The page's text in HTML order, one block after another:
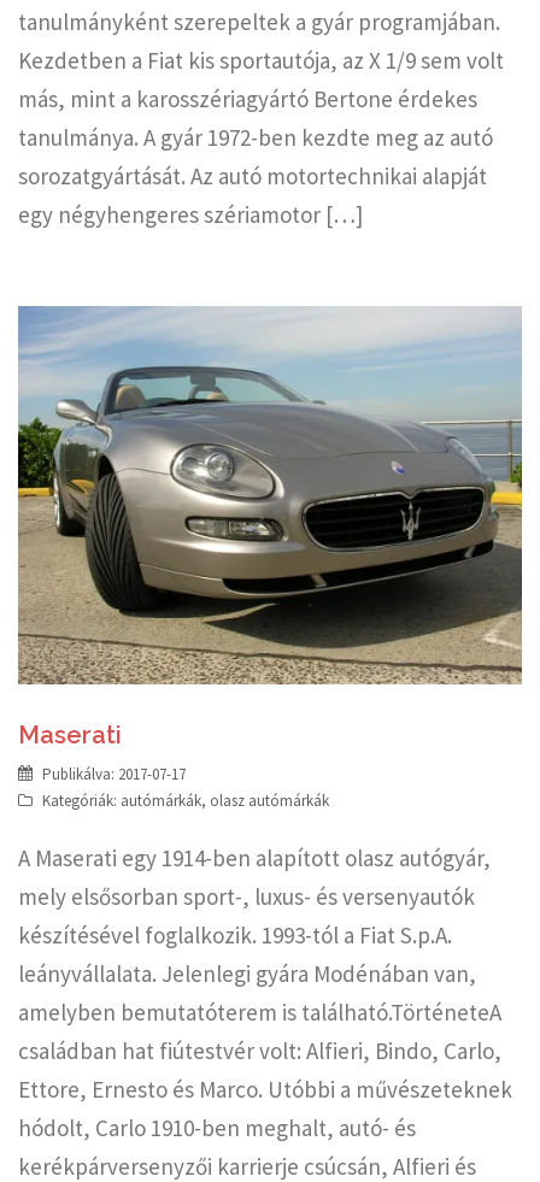
tanulmányként szerepeltek a gyár programjában.
Kezdetben a Fiat kis sportautója, az X 1/9 sem volt
más, mint a karosszériagyártó Bertone érdekes
tanulmánya. A gyár 1972-ben kezdte meg az autó
sorozatgyártását. Az autó motortechnikai alapját
egy négyhengeres szériamotor […]
Maserati
Publikálva: 2017-07-17
Kategóriák: autómárkák, olasz autómárkák
A Maserati egy 1914-ben alapított olasz autógyár,
mely elsősorban sport-, luxus- és versenyautók
készítésével foglalkozik. 1993-tól a Fiat S.p.A.
leányvállalata. Jelenlegi gyára Modénában van,
amelyben bemutatóterem is található.TörténeteA
családban hat fiútestvér volt: Alfieri, Bindo, Carlo,
Ettore, Ernesto és Marco. Utóbbi a művészeteknek
hódolt, Carlo 1910-ben meghalt, autó- és
kerékpárversenyzői karrierje csúcsán, Alfieri és